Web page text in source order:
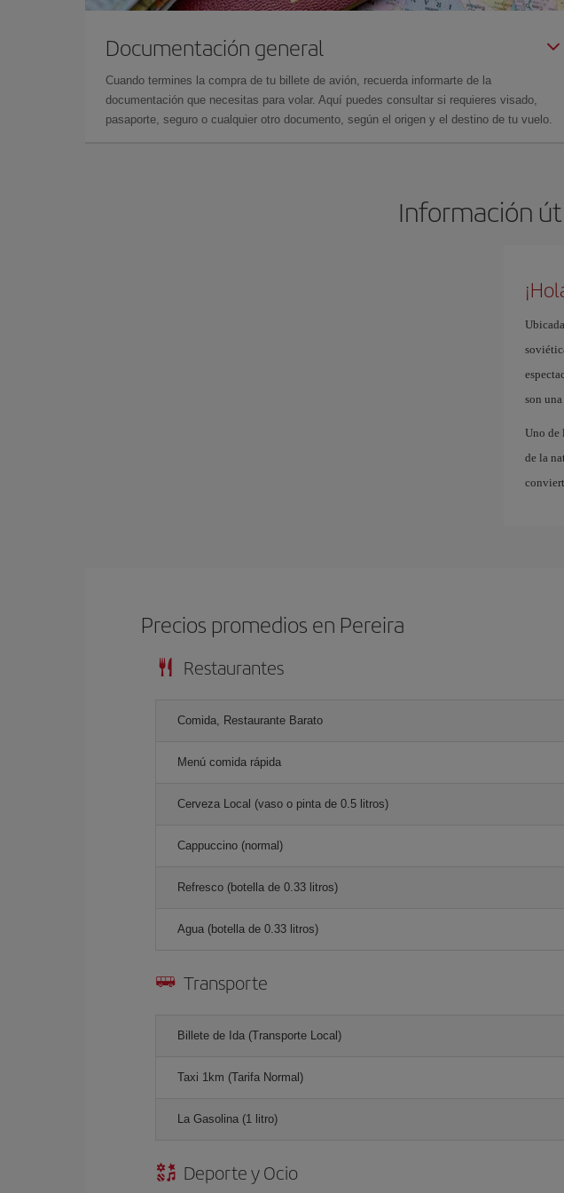
Documentación general
Cuando termines la compra de tu billete de avión, recuerda informarte de la
documentación que necesitas para volar. Aquí puedes consultar si requieres visado,
pasaporte, seguro o cualquier otro documento, según el origen y el destino de tu vuelo.
Información
son
Uno de
de la
Precios promedios en Pereira
Restaurantes
Comida, Restaurante Barato
Menú comida rápida
Cerveza Local (vaso o pinta de 0.5 litros)
Cappuccino (normal)
Refresco (botella de 0.33 litros)
Agua (botella de 0.33 litros)
Transporte
Billete de Ida (Transporte Local)
Taxi 1km (Tarifa Normal)
La Gasolina (1 litro)
Deporte y Ocio